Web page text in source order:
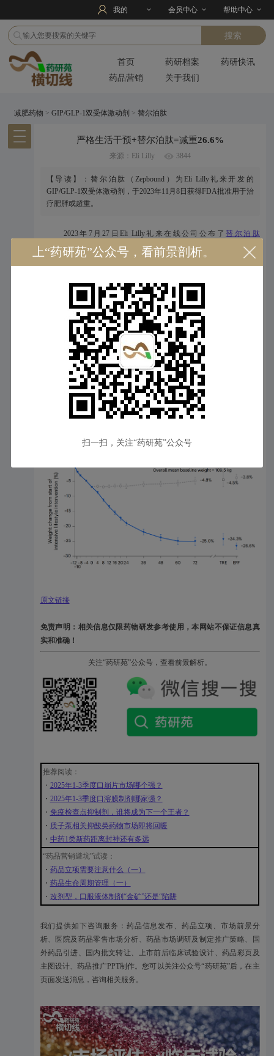
我的 会员中心 帮助中心
首页 药研档案
药研快讯
药品营销
关于我们
减肥药物 >GIP/GLP-1双受体激动剂 > 替尔泊肽
严格生活干预+替尔泊肽=减重26.6%
来源：Eli Lilly 3844
【导读】：替尔泊肽（Zepbound）为Eli Lilly礼来开发的
GIP/GLP-1双受体激动剂，于2023年11月8日获得FDA批准用于治
疗肥胖或超重。
2023年7月27日Eli Lilly礼来在线公司公布了 替尔泊肽
（Tirzepatide）SURMOUNT-3和 SURMOUNT-4两项3期临床试验的
结果。
验，入组806名肥胖或超重患者，用于比较接受12周的严格生活干预
（包括低热量饮食，锻炼和每周一次健康咨会议）减重超过5%的患
者继续使用替尔泊肽或安慰治疗72周，在减重等方面的治疗差异。
在替尔泊肽继续治疗72周后，患者的平均体重继续降低21.1%，而安
慰剂组平均体重恢复了3.3%，替尔泊肽组与安慰组相比相对降低
24.5%。12周严格生活方面干预加72周替尔泊肽，共实现减重
SURMOUNT-4（NCT04660643） 是一项多中心双盲平行对照试
验，入组783名肥胖或超重患者，用于比较接受替尔泊肽治疗36周的
后继续使用替尔泊肽或安慰治疗52周，在减重等方面的治疗差异。
均体重恢复14.8%，替尔泊肽组与安慰组相比体重相对降低21.4%。
原文链接
免责声明：相关信息仅限药物研发参考使用，本网站不保证信息真
实和准确！
关注“药研苑”公众号，查看前景解析。
推荐阅读：
・ 2025年1-3季度口崩片市场哪个强？
・ 2025年1-3季度口溶膜制剂哪家强？
・ 免疫检查点抑制剂，谁将成为下一个王者？
・ 质子泵相关抑酸类药物市场即将回暖
・ 中药1类新药距离封神还有多远
“药品营销避坑”试读：
・ 药品立项需要注意什么（一）
・ 药品生命周期管理（一）
・ 改剂型，口服液体制剂“金矿”还是“陷阱
我们提供如下咨询服务：药品信息发布、药品立项、市场前景分
析、医院及药品零售市场分析、药品市场调研及制定推广策略、国
外药品引进、国内批文转让、上市前后临床试验设计、药品彩页及
主图设计、药品推广PPT制作。您可以关注公众号“药研苑”后，在主
页面发送消息，咨询相关服务。
上“药研苑”公众号，看前景剖析。
扫一扫，关注“药研苑”公众号